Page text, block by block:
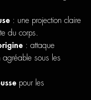
: une projection claire
du corps.
: attaque
agréable sous les
pour les